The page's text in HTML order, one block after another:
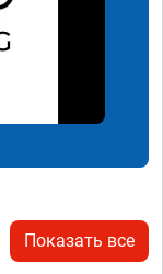
Показать все